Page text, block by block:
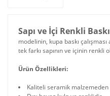
Sapı ve İçi Renkli
modelinin, kupa baskı
tek farkı sapının ve içinin renkli
Ürün Özellikleri:
Kaliteli seramik